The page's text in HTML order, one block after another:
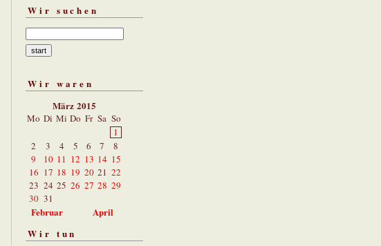
Wir suchen
Wir waren
März 2015
Mo Di Mi Do Fr Sa So
1
2
3 4 5 6 7
8
9
10 11 12 13 14 15
16 17 18 19 20 21 22
23 24 25 26 27 28 29
30 31
Februar
April
Wir tun